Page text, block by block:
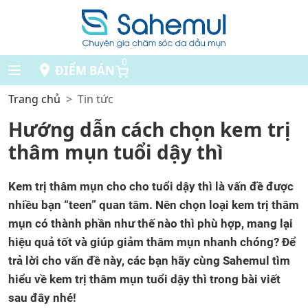
ĐIỂM BÁN
0
Trang chủ Tin tức
Hướng dẫn cách chọn kem trị
thâm mụn tuổi dậy thì
Kem trị thâm mụn cho cho tuổi dậy thì là vấn đề được
nhiều bạn “teen” quan tâm. Nên chọn loại kem trị thâm
mụn có thành phần như thế nào thì phù hợp, mang lại
hiệu quả tốt và giúp giảm thâm mụn nhanh chóng? Để
trả lời cho vấn đề này, các bạn hãy cùng Sahemul tìm
hiểu về kem trị thâm mụn tuổi dậy thì trong bài viết
sau đây nhé!